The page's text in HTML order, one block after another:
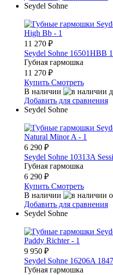
Seydel Sohne
11 270 ₽
Seydel Sohne 16501HBB
Губная гармошка
11 270 ₽
Купить Смотреть
В наличии
Добавить для сравнения
Seydel Sohne
6 290 ₽
Seydel Sohne 10313A
Губная гармошка
6 290 ₽
Купить Смотреть
В наличии
Добавить для сравнения
Seydel Sohne
9 950 ₽
Seydel Sohne 16206A
Губная гармошка